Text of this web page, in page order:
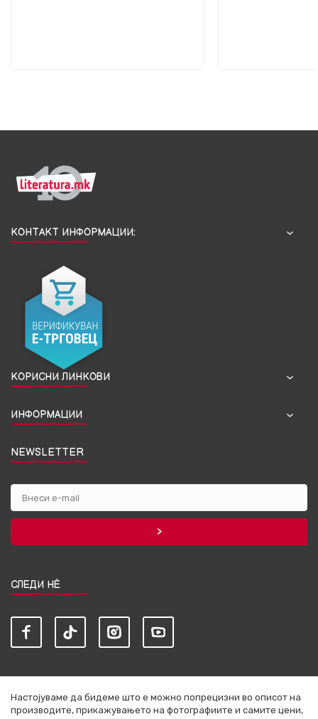
КОНТАКТ ИНФОРМАЦИИ:
КОРИСНИ ЛИНКОВИ
ИНФОРМАЦИИ
NEWSLETTER
СЛЕДИ НЀ
Настојуваме да бидеме што е можно попрецизни во описот на
производите, прикажувањето на фотографиите и самите цени,